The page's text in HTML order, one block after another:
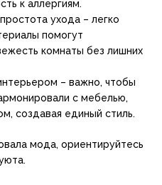
к аллергиям.
ухода – легко
помогут
комнаты без лишних
– важно, чтобы
с мебелью,
создавая единый стиль.
мода, ориентируйтесь